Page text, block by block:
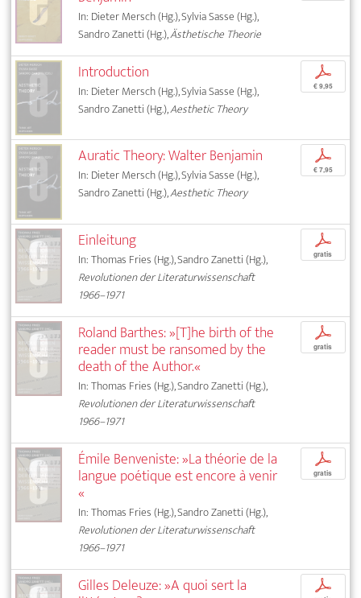
In: Dieter Mersch (Hg.), Sylvia Sasse (Hg.),
Sandro Zanetti (Hg.),Ästhetische Theorie
Introduction
In: Dieter Mersch (Hg.), Sylvia Sasse (Hg.),
Sandro Zanetti (Hg.),Aesthetic Theory
p
€ 9,95
Auratic Theory: Walter Benjamin
In: Dieter Mersch (Hg.), Sylvia Sasse (Hg.),
Sandro Zanetti (Hg.),Aesthetic Theory
p
€ 7,95
Einleitung
In: Thomas Fries (Hg.), Sandro Zanetti (Hg.),
Revolutionen der Literaturwissenschaft
1966–1971
p
gratis
Roland Barthes: »[T]he birth of the
reader must be ransomed by the
death of the Author.«
In: Thomas Fries (Hg.), Sandro Zanetti (Hg.),
Revolutionen der Literaturwissenschaft
1966–1971
p
gratis
Émile Benveniste: »La théorie de la
langue poétique est encore à venir
«
In: Thomas Fries (Hg.), Sandro Zanetti (Hg.),
Revolutionen der Literaturwissenschaft
1966–1971
p
gratis
Gilles Deleuze: »A quoi sert la p